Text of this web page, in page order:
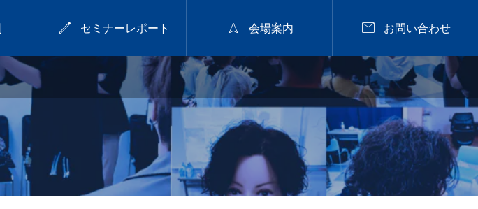
 セミナーレポート  会場案内  お問い合わせ
2026年9月28日
2026.9.28 mon／可愛
いは、仕込める！CHIT
OSE流デジパ活用術
【岡山】
2026年9月28日
2026.9.28 mon／集客
と定着に繋がるカラー
戦略セミナー【広島】

nanuk佐野氏パーマセミナー
2026.07.29
